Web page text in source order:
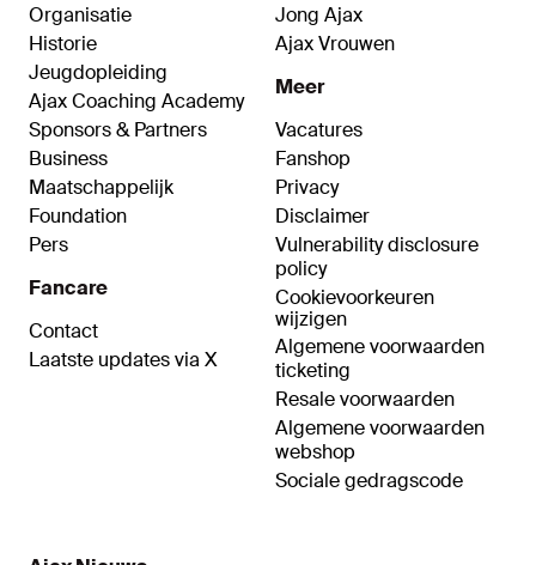
Organisatie
Historie
Jeugdopleiding
Ajax Coaching Academy
Sponsors & Partners
Business
Maatschappelijk
Foundation
Pers
Fancare
Contact
Laatste updates via X
Jong Ajax
Ajax Vrouwen
Meer
Vacatures
Fanshop
Privacy
Disclaimer
Vulnerability disclosure
policy
Cookievoorkeuren
wijzigen
Algemene voorwaarden
ticketing
Resale voorwaarden
Algemene voorwaarden
webshop
Sociale gedragscode